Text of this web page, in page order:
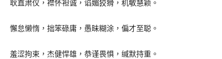
耿直肃仪，襟怀袒诚，谄媚狡猾，机敏慧颖。
懈怠懒惰，拙笨碌庸，愚昧糊涂，偏才至聪。
羞涩拘束，杰健悍雄，恭谨畏惧，缄默持重。